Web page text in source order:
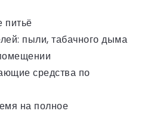
питьё
пыли, табачного дыма
средства по
на полное